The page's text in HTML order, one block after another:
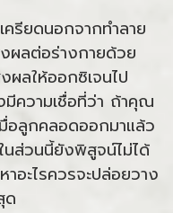
ยดนอกจากทำลาย
ผลต่อร่างกายด้วย
ผลให้ออกซิเจนไป
มีความเชื่อที่ว่า ถ้าคุณ
อลูกคลอดออกมาแล้ว
นส่วนนี้ยังพิสูจน์ไม่ได้
ะไรควรจะปล่อยวาง
ด